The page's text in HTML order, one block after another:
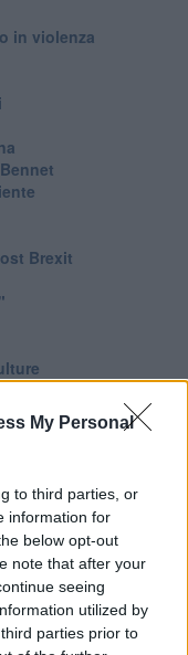
My Personal
to third parties, or
information for
below opt-out
note that after your
seeing
utilized by
parties prior to
in violenza
Brexit
dal G20